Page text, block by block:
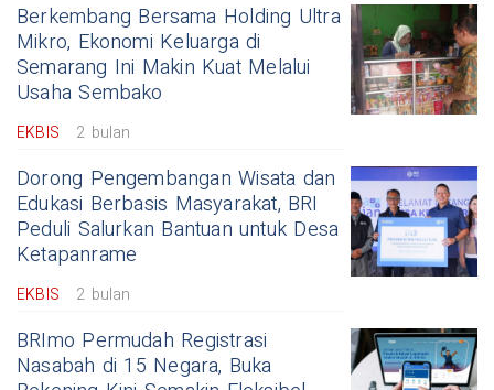
Berkembang Bersama Holding Ultra
Mikro, Ekonomi Keluarga di
Semarang Ini Makin Kuat Melalui
Usaha Sembako
EKBIS 2 bulan
Dorong Pengembangan Wisata dan
Edukasi Berbasis Masyarakat, BRI
Peduli Salurkan Bantuan untuk Desa
Ketapanrame
EKBIS 2 bulan
BRImo Permudah Registrasi
Nasabah di 15 Negara, Buka